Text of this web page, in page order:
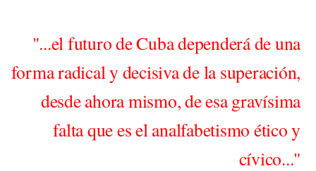
"...el futuro de Cuba dependerá de una
forma radical y decisiva de la superación,
desde ahora mismo, de esa gravísima
falta que es el analfabetismo ético y
cívico..."